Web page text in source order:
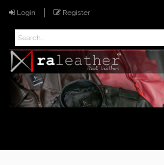
Login Register